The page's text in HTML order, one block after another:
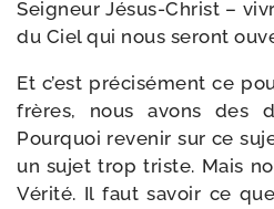
Seigneur Jésus-​Christ –
du Ciel qui nous seront
Et c’est pré­ci­sé­ment ce
frères, nous avons des
Pourquoi reve­nir sur ce
un sujet trop triste. Mais
Vérité. Il faut savoir ce